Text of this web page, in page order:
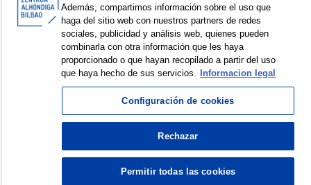
< Items sorted by: 1 to 1 of 1 >
© Azkuna Zentroa - Alhóndiga Bilbao
Además, compartimos información sobre el uso que
haga del sitio web con nuestros partners de redes
sociales, publicidad y análisis web, quienes pueden
combinarla con otra información que les haya
proporcionado o que hayan recopilado a partir del uso
que haya hecho de sus servicios.
Informacion legal
Configuración de cookies
Rechazar
Permitir todas las cookies